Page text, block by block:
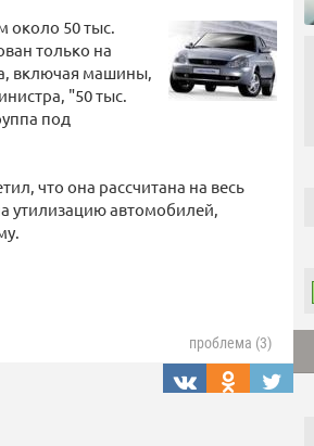
около 50 тыс.
только на
включая машины,
"50 тыс.
под
что она рассчитана на весь
утилизацию автомобилей,
проблема (3)